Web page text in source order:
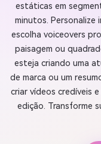
estáticas em
minutos.
escolha voiceovers
paisagem ou
esteja criando uma
de marca ou um
criar vídeos credíveis
edição. Transforme